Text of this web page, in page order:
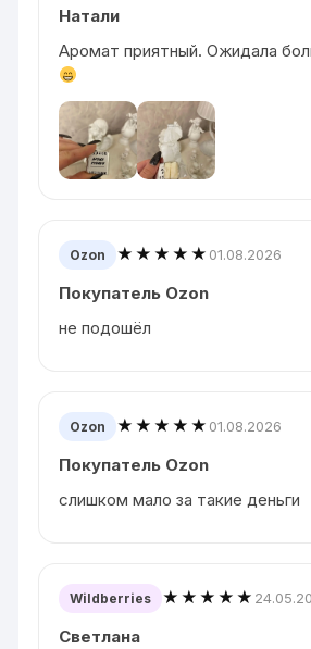
Натали
Аромат приятный. Ожидала
Ozon ★★★★★ 01.08.2026
Покупатель Ozon
не подошёл
Ozon ★★★★★ 01.08.2026
Покупатель Ozon
слишком мало за такие деньги
Wildberries ★★★★★
Светлана